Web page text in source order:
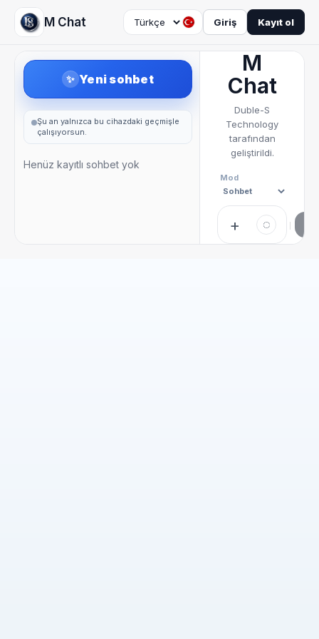
M Chat Giriş Kayıt ol
✨ Yeni sohbet
Şu an yalnızca bu cihazdaki geçmişle
çalışıyorsun.
Henüz kayıtlı sohbet yok
M
Chat
Duble-S
Technology
tarafından
geliştirildi.
Mod
+ ◌